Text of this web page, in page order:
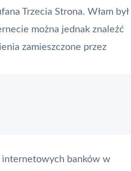
Trzecia Strona. Włam był
można jednak znaleźć
zamieszczone przez
internetowych banków w